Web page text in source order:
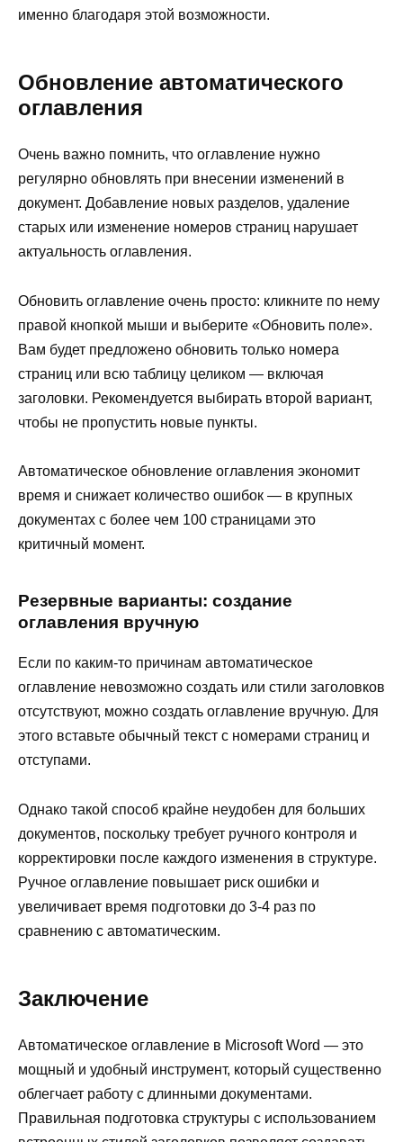
именно благодаря этой возможности.
Обновление автоматического
оглавления
Очень важно помнить, что оглавление нужно
регулярно обновлять при внесении изменений в
документ. Добавление новых разделов, удаление
старых или изменение номеров страниц нарушает
актуальность оглавления.
Обновить оглавление очень просто: кликните по нему
правой кнопкой мыши и выберите «Обновить поле».
Вам будет предложено обновить только номера
страниц или всю таблицу целиком — включая
заголовки. Рекомендуется выбирать второй вариант,
чтобы не пропустить новые пункты.
Автоматическое обновление оглавления экономит
время и снижает количество ошибок — в крупных
документах с более чем 100 страницами это
критичный момент.
Резервные варианты: создание
оглавления вручную
Если по каким-то причинам автоматическое
оглавление невозможно создать или стили заголовков
отсутствуют, можно создать оглавление вручную. Для
этого вставьте обычный текст с номерами страниц и
отступами.
Однако такой способ крайне неудобен для больших
документов, поскольку требует ручного контроля и
корректировки после каждого изменения в структуре.
Ручное оглавление повышает риск ошибки и
увеличивает время подготовки до 3-4 раз по
сравнению с автоматическим.
Заключение
Автоматическое оглавление в Microsoft Word — это
мощный и удобный инструмент, который существенно
облегчает работу с длинными документами.
Правильная подготовка структуры с использованием